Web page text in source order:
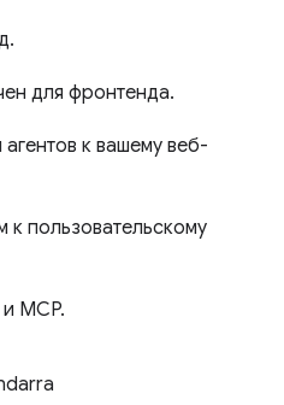
для фронтенда.
к вашему веб-
к пользовательскому
MCP.